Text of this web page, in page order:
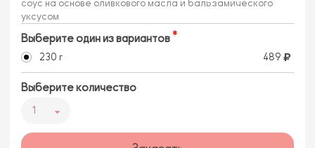
соус на основе оливкового масла и бальзамического
уксусом
Выберите один из вариантов
230 г 489
Выберите количество
1